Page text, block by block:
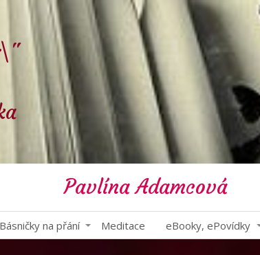
Pavlína Adamcová
Básničky na přání Meditace eBooky, ePovídky